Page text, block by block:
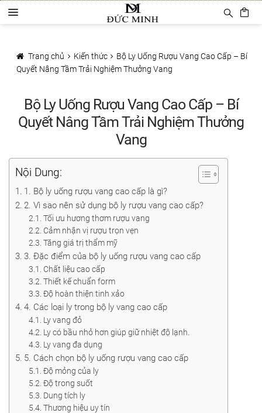
đến
hướng
Chuyển
đến
a
h
ụ
Sản phẩm
Ly rượu vang
Khui mở vang
Mở tự động
Mở hơi khí nén
Bảo quản rượu vang
Dụng cụ rót rượu vang
Xô ướp đá rượu vang
Khác
Rượu Vang Nhập Khẩu
Giới thiệu
Kiến thức
Trang chủ Kiến thức
Bộ Ly Uống Rượu Vang Cao Cấp – Bí
Quyết Nâng Tầm Trải Nghiệm Thưởng Vang
Bộ Ly Uống Rượu Vang Cao Cấp – Bí
Quyết Nâng Tầm Trải Nghiệm Thưởng
Vang
Nội Dung:
1. Bộ ly uống rượu vang cao cấp là gì?
2. Vì sao nên sử dụng bộ ly rượu vang cao cấp?
Tối ưu hương thơm rượu vang
Cảm nhận vị rượu trọn vẹn
Tăng giá trị thẩm mỹ
3. Đặc điểm của bộ ly uống rượu vang cao cấp
Chất liệu cao cấp
Thiết kế chuẩn form
Độ hoàn thiện tinh xảo
4. Các loại ly trong bộ ly vang cao cấp
Ly vang đỏ
Ly có bầu nhỏ hơn giúp giữ nhiệt độ lạnh.
Ly vang đa dụng
5. Cách chọn bộ ly uống rượu vang cao cấp
Độ mỏng của ly
Độ trong suốt
Dung tích ly
Thương hiệu uy tín